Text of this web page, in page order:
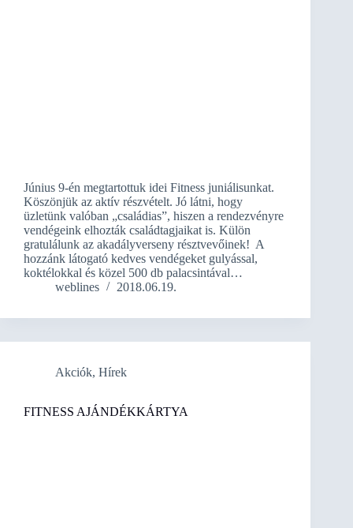
Június 9-én megtartottuk idei Fitness juniálisunkat.
Köszönjük az aktív részvételt. Jó látni, hogy
üzletünk valóban „családias”, hiszen a rendezvényre
vendégeink elhozták családtagjaikat is. Külön
gratulálunk az akadályverseny résztvevőinek! A
hozzánk látogató kedves vendégeket gulyással,
koktélokkal és közel 500 db palacsintával…
weblines
2018.06.19.
Akciók, Hírek
FITNESS AJÁNDÉKKÁRTYA